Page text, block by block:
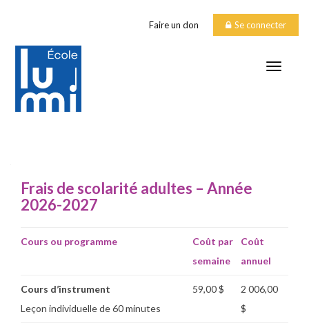
Faire un don Se connecter
Frais de scolarité adultes – Année
2026-2027
Cours ou programme
Coût par
semaine
Coût
annuel
Cours d’instrument
Leçon individuelle de 60 minutes
59,00 $
2 006,00
$